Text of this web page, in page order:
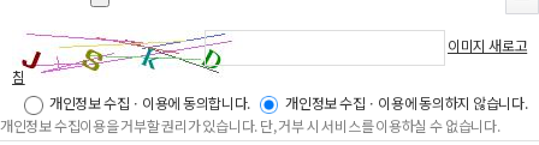
이미지 새로고
침
개인정보 수집ㆍ이용에 동의합니다.
개인정보 수집ㆍ이용에 동의하지 않습니다.
개인정보 수집이용을 거부할 권리가 있습니다. 단, 거부 시 서비스를 이용하실 수 없습니다.